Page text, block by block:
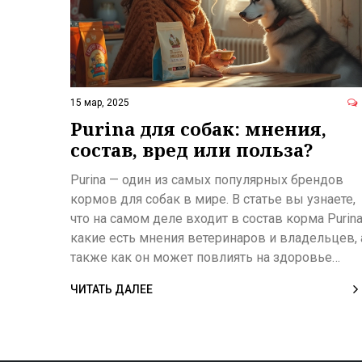
15 мар, 2025
Purina для собак: мнения,
состав, вред или польза?
Purina — один из самых популярных брендов
кормов для собак в мире. В статье вы узнаете,
что на самом деле входит в состав корма
какие есть мнения ветеринаров и владельцев,
также как он может повлиять на здоровье
выбирать этот корм и на что обратить внимание
ЧИТАТЬ ДАЛЕЕ